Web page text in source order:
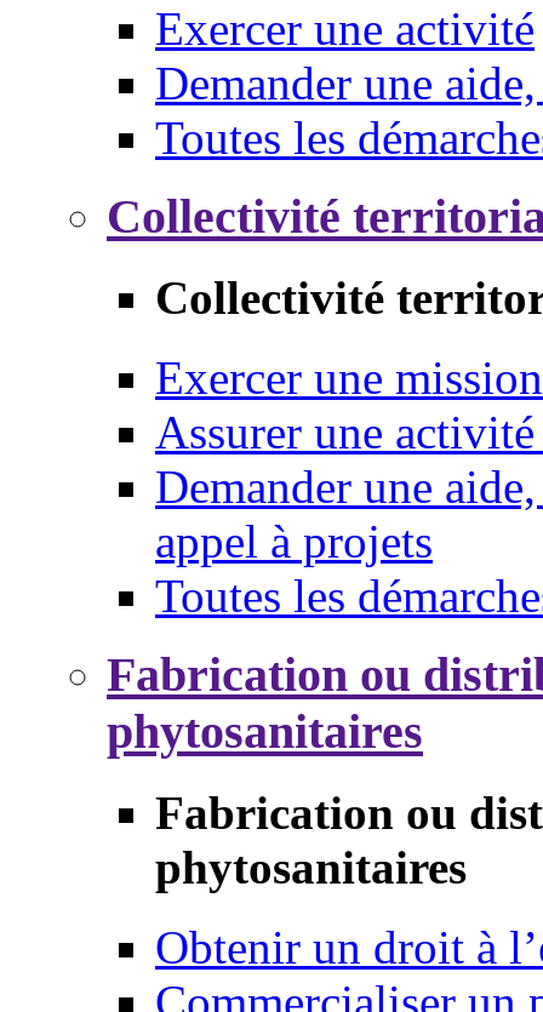
Exercer une activité
Demander une
Toutes les
Collectivité
Collectivité
Exercer une mission
Assurer une
Demander une
appel à projets
Toutes les
Fabrication ou
phytosanitaires
Fabrication ou
phytosanitaires
Obtenir un droit à